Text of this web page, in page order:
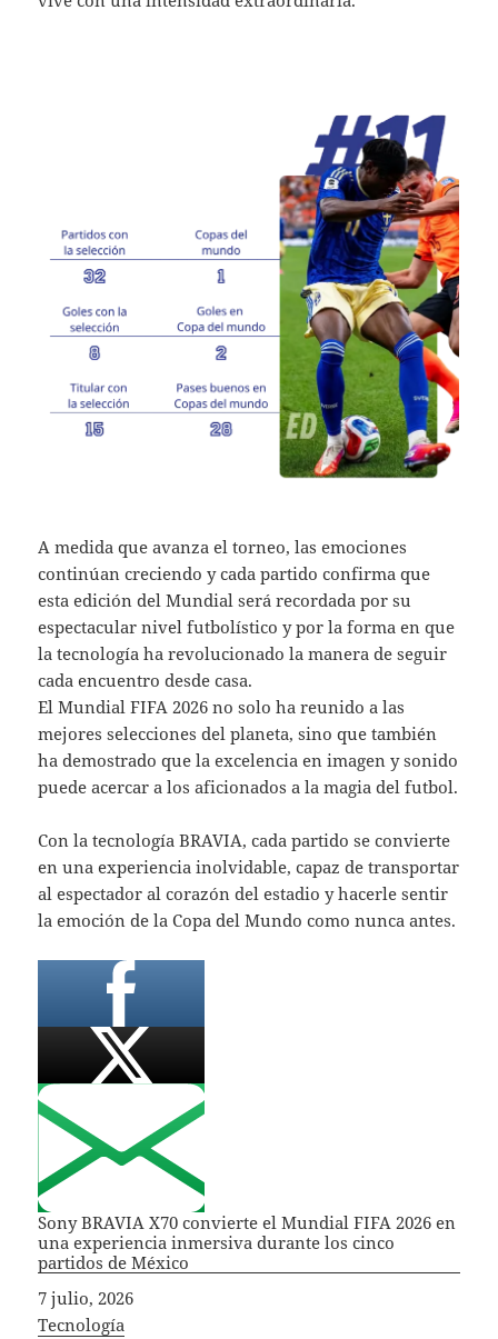
A medida que avanza el torneo, las emociones
continúan creciendo y cada partido confirma que
esta edición del Mundial será recordada por su
espectacular nivel futbolístico y por la forma en que
la tecnología ha revolucionado la manera de seguir
cada encuentro desde casa.
El Mundial FIFA 2026 no solo ha reunido a las
mejores selecciones del planeta, sino que también
ha demostrado que la excelencia en imagen y sonido
puede acercar a los aficionados a la magia del futbol.
Con la tecnología BRAVIA, cada partido se convierte
en una experiencia inolvidable, capaz de transportar
al espectador al corazón del estadio y hacerle sentir
la emoción de la Copa del Mundo como nunca antes.
Sony BRAVIA X70 convierte el Mundial FIFA 2026 en
una experiencia inmersiva durante los cinco
partidos de México
Fecha
7 julio, 2026
In relation to
Tecnología